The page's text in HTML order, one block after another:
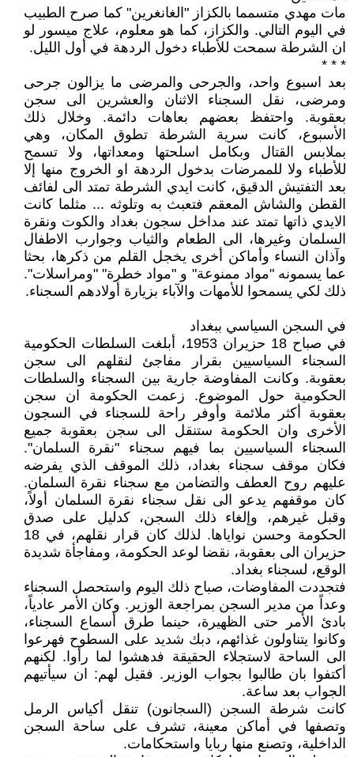
مات مهدي متسمما بالكزاز "الغانغرين" كما صرح الطبيب
في اليوم التالي. والكزاز، كما هو معلوم، علاج ميسور لو
ان الشرطة سمحت للأطباء دخول الردهة في أول الليل.
* * *
بعد اسبوع واحد، والجرحى والمرضى ما يزالون جرحى
ومرضى، نقل السجناء الاثنان والعشرين الى سجن
بعقوبة. واحتفظ بعضهم بعاهات دائمة. وخلال ذلك
الأسبوع، كانت سرية الشرطة تطوق المكان، وهي
بملابس القتال وبكامل اسلحتها ومعداتها، ولا تسمح
للأطباء ولا للممرضات بدخول الردهة او الخروج منها إلا
بعد التفتيش الدقيق، كانت ايدي الشرطة تمتد الى لفائف
القطن والشاش المعقم فتعبث به وتلوثه ... مثلما كانت
الايدي ذاتها تمتد عند مداخل سجون بغداد والكوت ونقرة
السلمان وغيرها، الى الطعام والثياب وجوارب الاطفال
وآذان النساء وأماكن أخرى يخجل القلم من ذكرها، بحثا
عما يسمونه "مواد ممنوعة" و "مواد خطرة" "ومراسلات".
ذلك لكي يسمحوا للأمهات والآباء بزيارة أولادهم السجناء.
في السجن السياسي ببغداد
في صباح 18 حزيران 1953، أبلغت السلطات الحكومية
السجناء السياسيين بقرار مفاجئ لنقلهم الى سجن
بعقوبة. وكانت المفاوضة جارية بين السجناء والسلطات
الحكومية حول الموضوع. زعمت الحكومة ان سجن
بعقوبة أكثر ملائمة وأوفر راحة للسجناء في السجون
الأخرى وان الحكومة ستنقل الى سجن بعقوبة جميع
السجناء السياسيين بما فيهم سجناء "نقرة السلمان".
فكان موقف سجناء بغداد، ذلك الموقف الذي يفرضه
عليهم روح العطف والتضامن مع سجناء نقرة السلمان.
كان موقفهم يدعو الى نقل سجناء نقرة السلمان أولاً،
وقبل غيرهم، وإلغاء ذلك السجن، كدليل على صدق
الحكومة وحسن نواياها. لذلك كان قرار نقلهم، في 18
حزيران الى بعقوبة، نقضا لوعد الحكومة، ومفاجأة شديدة
الوقع، لسجناء بغداد.
فتجددت المفاوضات، صباح ذلك اليوم واستحصل السجناء
وعداً من مدير السجن بمراجعة الوزير. وكان الأمر عادياً،
بادئ الأمر حتى الظهيرة، حينما طرق أسماع السجناء،
وكانوا يتناولون غذائهم، دبك شديد على السطوح فهرعوا
الى الساحة لاستجلاء الحقيقة فدهشوا لما رأوا. لكنهم
أكتفوا بان طالبوا بجواب الوزير. فقيل لهم: ان سيأتيهم
الجواب بعد ساعة.
كانت شرطة السجن (السجانون) تنقل أكياس الرمل
وتصفها في أماكن معينة، تشرف على ساحة السجن
الداخلية، وتصنع منها ربايا واستحكامات.